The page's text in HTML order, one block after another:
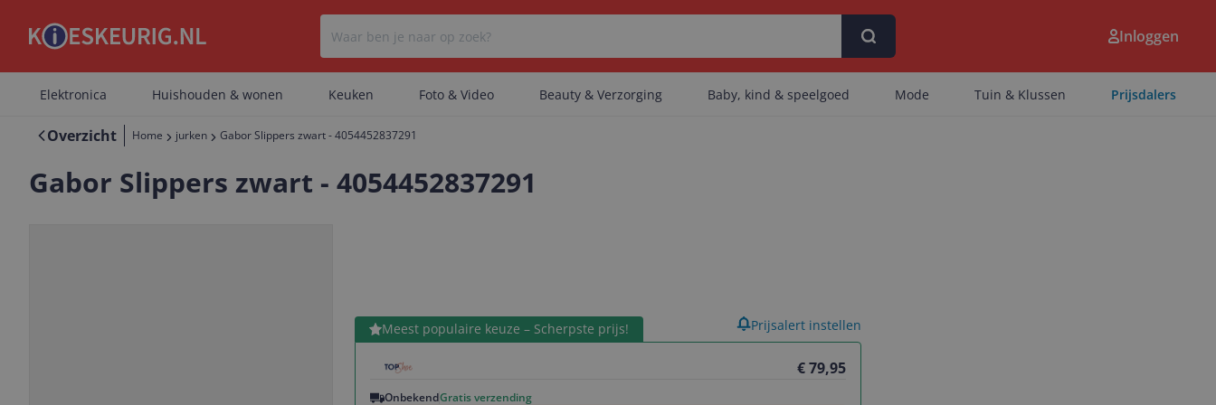
Er zijn geen artikelen gevonden.
Inloggen
Elektronica Huishouden & wonen Keuken Foto & Video Beauty & Verzorging Baby, kind & speelgoed Mode Tuin & Klussen Prijsdalers
Overzicht Home jurken Gabor Slippers zwart - 4054452837291
Gabor Slippers zwart - 4054452837291
Meest populaire keuze – Scherpste prijs!
€ 79,95
OnbekendGratis verzending
Bekijk product Prijsalert instellen